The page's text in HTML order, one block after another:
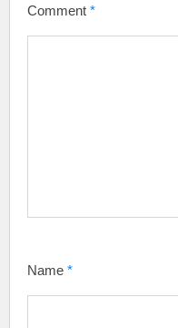
Comment *
Name *